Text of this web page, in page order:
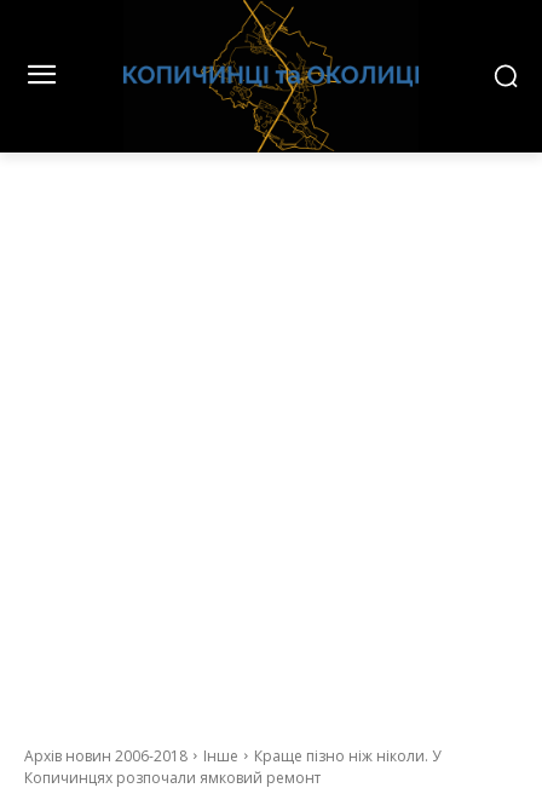
Архів новин 2006-2018 Інше
Краще пізно ніж ніколи. У
Копичинцях розпочали ямковий ремонт